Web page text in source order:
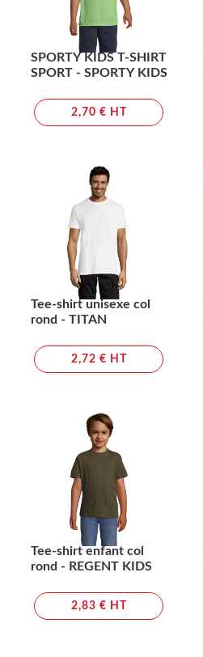
SPORTY KIDS T-SHIRT
SPORT - SPORTY KIDS
2,70 € HT
Tee-shirt unisexe col
rond - TITAN
2,72 € HT
Tee-shirt enfant col
rond - REGENT KIDS
2,83 € HT